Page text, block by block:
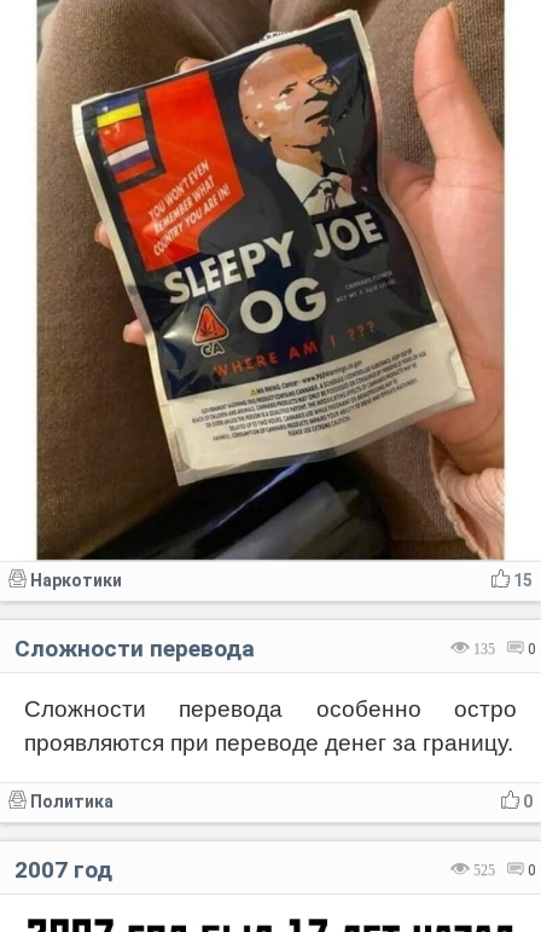
15
Наркотики
135 0
Сложности перевода
Сложности перевода особенно остро
проявляются при переводе денег за границу.
0
Политика
525 0
2007 год